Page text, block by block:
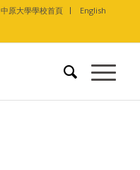
中原大學學校首頁 English